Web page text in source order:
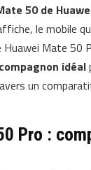
50 de
le mobile
Mate 50
idéal
un
Pro :